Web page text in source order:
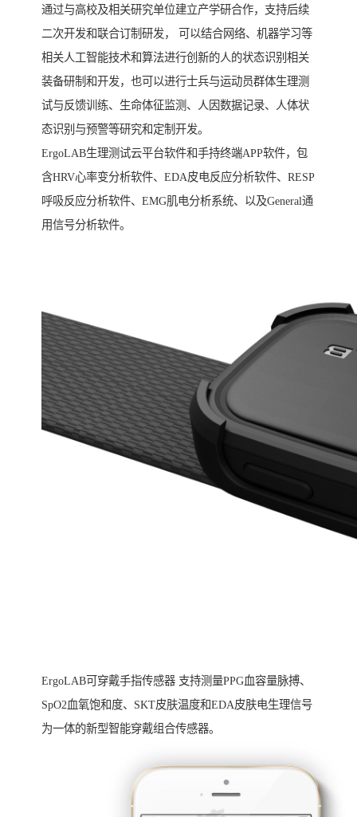
通过与高校及相关研究单位建立产学研合作，支持后续
二次开发和联合订制研发， 可以结合网络、机器学习等
相关人工智能技术和算法进行创新的人的状态识别相关
装备研制和开发，也可以进行士兵与运动员群体生理测
试与反馈训练、生命体征监测、人因数据记录、人体状
态识别与预警等研究和定制开发。
ErgoLAB生理测试云平台软件和手持终端APP软件，包
含HRV心率变分析软件、EDA皮电反应分析软件、RESP
呼吸反应分析软件、EMG肌电分析系统、以及General通
用信号分析软件。
ErgoLAB可穿戴手指传感器 支持测量PPG血容量脉搏、
SpO2血氧饱和度、SKT皮肤温度和EDA皮肤电生理信号
为一体的新型智能穿戴组合传感器。